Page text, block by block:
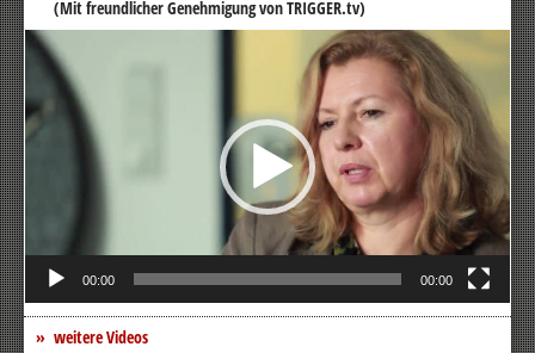
(Mit freundlicher Genehmigung von TRIGGER.tv)
Video-
Player
00:00 00:00
weitere Videos